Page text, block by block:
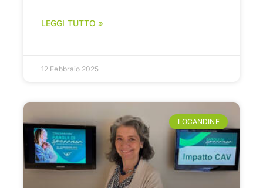
LEGGI TUTTO »
12 Febbraio 2025
LOCANDINE